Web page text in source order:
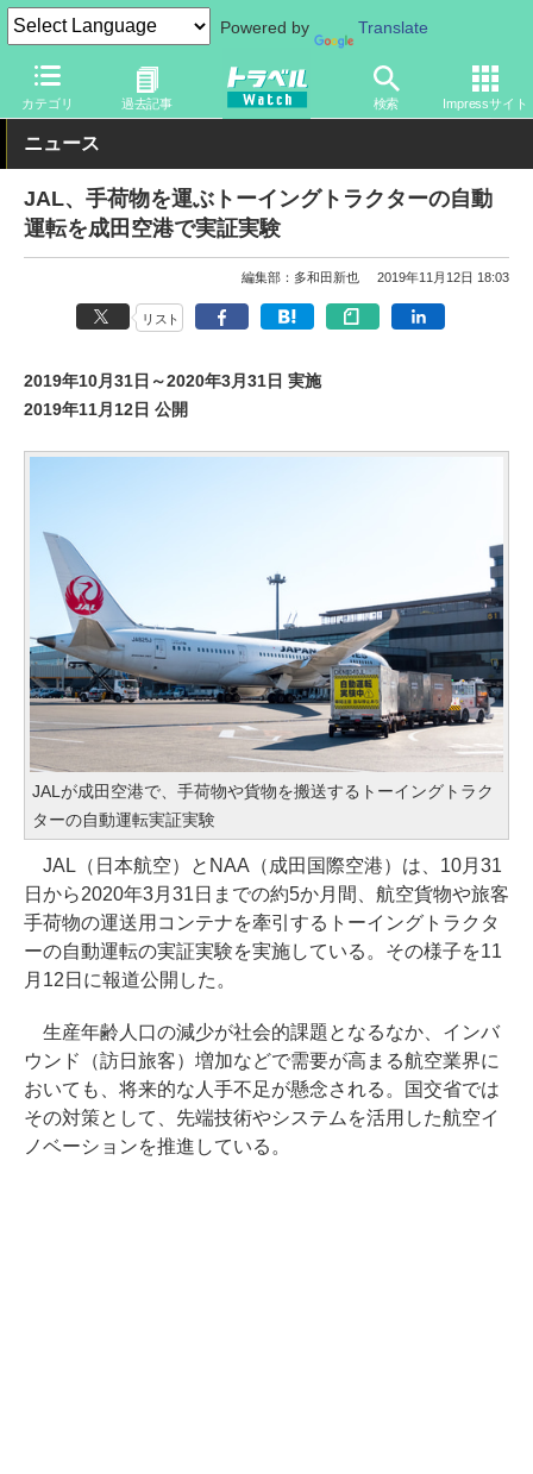
Powered by Translate
カテゴリ 過去記事 検索 Impressサイト
トラベル Watch 企業・政府・官庁 国内エアライン JAL
ニュース
JAL、手荷物を運ぶトーイングトラクターの自動
運転を成田空港で実証実験
編集部：多和田新也 2019年11月12日 18:03
リスト
2019年10月31日～2020年3月31日 実施
2019年11月12日 公開
JALが成田空港で、手荷物や貨物を搬送するトーイングトラク
ターの自動運転実証実験
JAL（日本航空）とNAA（成田国際空港）は、10月31
日から2020年3月31日までの約5か月間、航空貨物や旅客
手荷物の運送用コンテナを牽引するトーイングトラクタ
ーの自動運転の実証実験を実施している。その様子を11
月12日に報道公開した。
生産年齢人口の減少が社会的課題となるなか、インバ
ウンド（訪日旅客）増加などで需要が高まる航空業界に
おいても、将来的な人手不足が懸念される。国交省では
その対策として、先端技術やシステムを活用した航空イ
ノベーションを推進している。